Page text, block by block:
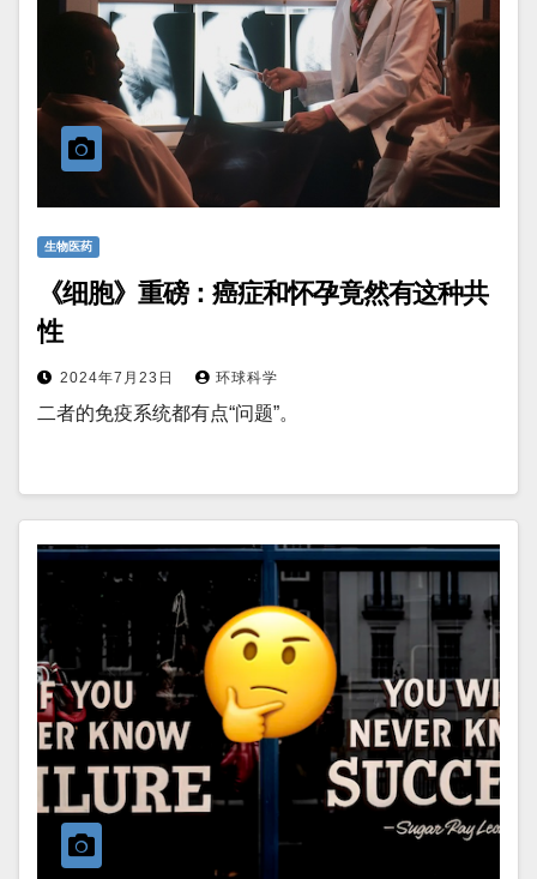
生物医药
《细胞》重磅：癌症和怀孕竟然有这种共
性
2024年7月23日 环球科学
二者的免疫系统都有点“问题”。